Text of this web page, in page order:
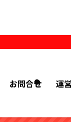
お問合せ 運